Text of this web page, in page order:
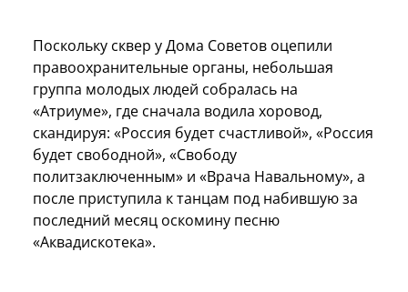
Поскольку сквер у Дома Советов оцепили
правоохранительные органы, небольшая
группа молодых людей собралась на
«Атриуме», где сначала водила хоровод,
скандируя: «Россия будет счастливой», «Россия
будет свободной», «Свободу
политзаключенным» и «Врача Навальному», а
после приступила к танцам под набившую за
последний месяц оскомину песню
«Аквадискотека».